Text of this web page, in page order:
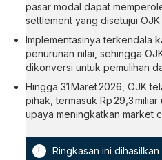
pasar modal dapat
settlement yang disetujui
Implementasinya terkendala
penurunan nilai, sehingga
dikonversi untuk pemulihan
Hingga 31 Maret 2026, OJK
pihak, termasuk Rp 29,3
upaya meningkatkan market
! Ringkasan ini